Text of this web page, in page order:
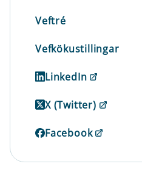
Veftré
Vefkökustillingar
LinkedIn
X (Twitter)
Facebook